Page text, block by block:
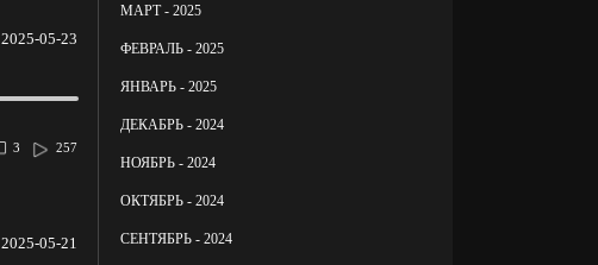
2025-05-23
257
3
2025-05-21
МАРТ - 2025
ФЕВРАЛЬ - 2025
ЯНВАРЬ - 2025
ДЕКАБРЬ - 2024
НОЯБРЬ - 2024
ОКТЯБРЬ - 2024
СЕНТЯБРЬ - 2024